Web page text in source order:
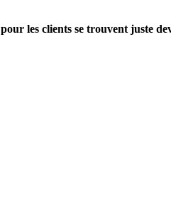
les clients se trouvent juste